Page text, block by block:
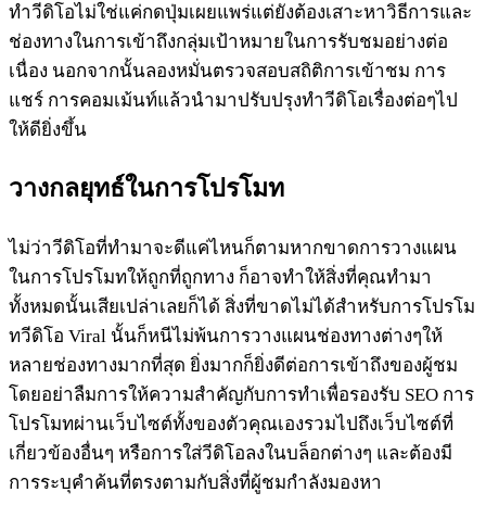
ทำวีดิโอไม่ใช่แค่กดปุ่มเผยแพร่แต่ยังต้องเสาะหาวิธีการและ
ช่องทางในการเข้าถึงกลุ่มเป้าหมายในการรับชมอย่างต่อ
เนื่อง นอกจากนั้นลองหมั่นตรวจสอบสถิติการเข้าชม การ
แชร์ การคอมเม้นท์แล้วนำมาปรับปรุงทำวีดิโอเรื่องต่อๆไป
ให้ดียิ่งขึ้น
วางกลยุทธ์ในการโปรโมท
ไม่ว่าวีดิโอที่ทำมาจะดีแค่ไหนก็ตามหากขาดการวางแผน
ในการโปรโมทให้ถูกที่ถูกทาง ก็อาจทำให้สิ่งที่คุณทำมา
ทั้งหมดนั้นเสียเปล่าเลยก็ได้ สิ่งที่ขาดไม่ได้สำหรับการโปรโม
ทวีดิโอ Viral นั้นก็หนีไม่พ้นการวางแผนช่องทางต่างๆให้
หลายช่องทางมากที่สุด ยิ่งมากก็ยิ่งดีต่อการเข้าถึงของผู้ชม
โดยอย่าลืมการให้ความสำคัญกับการทำเพื่อรองรับ SEO การ
โปรโมทผ่านเว็บไซต์ทั้งของตัวคุณเองรวมไปถึงเว็บไซต์ที่
เกี่ยวข้องอื่นๆ หรือการใส่วีดิโอลงในบล็อกต่างๆ และต้องมี
การระบุคำค้นที่ตรงตามกับสิ่งที่ผู้ชมกำลังมองหา